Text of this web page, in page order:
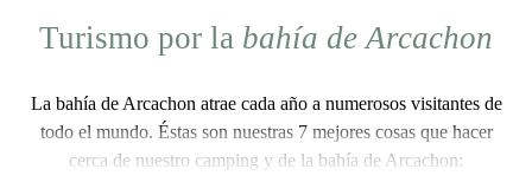
Turismo por la bahía de Arcachon
La bahía de Arcachon atrae cada año a numerosos visitantes de
todo el mundo. Éstas son nuestras 7 mejores cosas que hacer
cerca de nuestro camping y de la bahía de Arcachon: